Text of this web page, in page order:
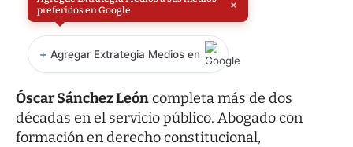
preferidos en Google
×
+ Agregar Extrategia Medios en
Óscar Sánchez Leóncompleta más de dos
décadas en el servicio público. Abogado con
formación en derecho constitucional,